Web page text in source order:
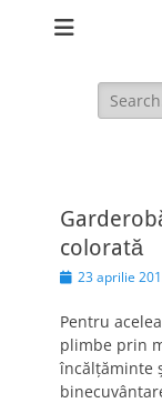
Search
for:
colorată
Posted
23 aprilie
Pentru
plimbe prin
încălţăminte